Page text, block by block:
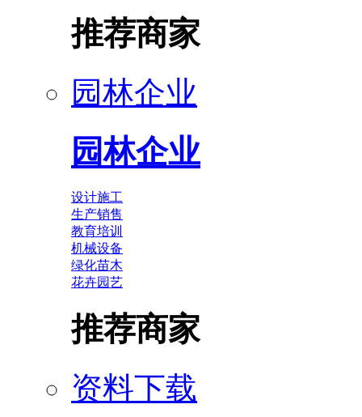
推荐商家
园林企业
园林企业
设计施工
生产销售
教育培训
机械设备
绿化苗木
花卉园艺
推荐商家
资料下载